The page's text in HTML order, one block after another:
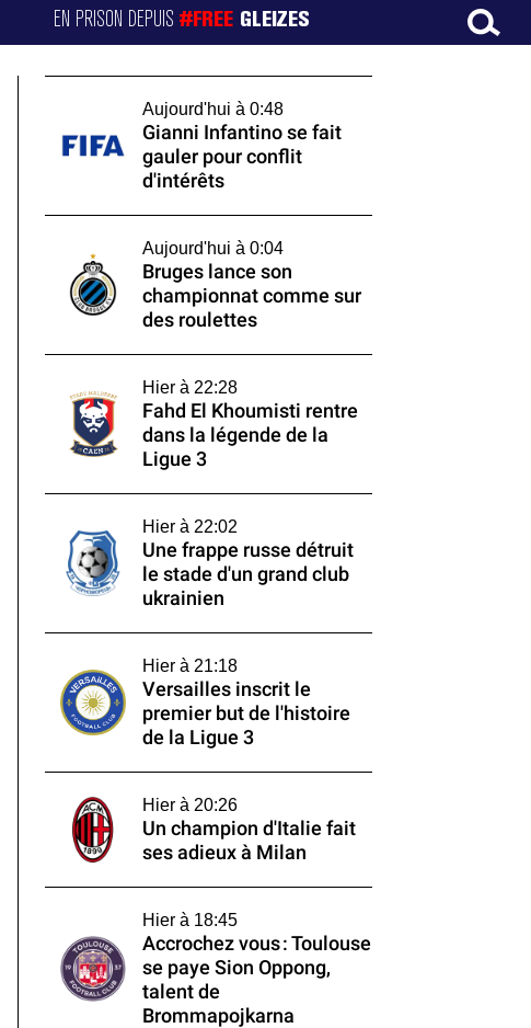
EN PRISON DEPUIS#FREE GLEIZES
Aujourd'hui à 0:48
Gianni Infantino se fait
gauler pour conflit
d'intérêts
Aujourd'hui à 0:04
Bruges lance son
championnat comme sur
des roulettes
Hier à 22:28
Fahd El Khoumisti rentre
dans la légende de la
Ligue 3
Hier à 22:02
Une frappe russe détruit
le stade d'un grand club
ukrainien
Hier à 21:18
Versailles inscrit le
premier but de l'histoire
de la Ligue 3
Hier à 20:26
Un champion d'Italie fait
ses adieux à Milan
Hier à 18:45
Accrochez vous : Toulouse
se paye Sion Oppong,
talent de
Brommapojkarna